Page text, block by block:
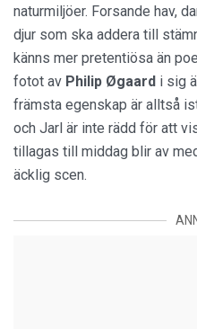
naturmiljöer. Forsande hav,
djur som ska addera till
känns mer pretentiösa än
fotot av Philip Øgaard i sig
främsta egenskap är alltså
och Jarl är inte rädd för att
tillagas till middag blir av
äcklig scen.